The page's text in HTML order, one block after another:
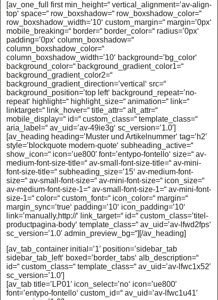
[av_one_full first min_height=“ vertical_alignment=’av-align-
top‘ space=“ row_boxshadow=“ row_boxshadow_color=“
row_boxshadow_width=’10‘ custom_margin=“ margin=’0px‘
mobile_breaking=“ border=“ border_color=“ radius=’0px‘
padding=’0px‘ column_boxshadow=“
column_boxshadow_color=“
column_boxshadow_width=’10‘ background=’bg_color‘
background_color=“ background_gradient_color1=“
background_gradient_color2=“
background_gradient_direction=’vertical‘ src=“
background_position=’top left‘ background_repeat=’no-
repeat‘ highlight=“ highlight_size=“ animation=“ link=“
linktarget=“ link_hover=“ title_attr=“ alt_attr=“
mobile_display=“ id=“ custom_class=“ template_class=“
aria_label=“ av_uid=’av-49ie3g‘ sc_version=’1.0′]
[av_heading heading=’Muster und Artikelnummer‘ tag=’h2′
style=’blockquote modern-quote‘ subheading_active=“
show_icon=“ icon=’ue800′ font=’entypo-fontello‘ size=“ av-
medium-font-size-title=“ av-small-font-size-title=“ av-mini-
font-size-title=“ subheading_size=’15‘ av-medium-font-
size=“ av-small-font-size=“ av-mini-font-size=“ icon_size=“
av-medium-font-size-1=“ av-small-font-size-1=“ av-mini-font-
size-1=“ color=“ custom_font=“ icon_color=“ margin=“
margin_sync=’true‘ padding=’10‘ icon_padding=’10‘
link=’manually,http://‘ link_target=“ id=“ custom_class=’titel-
productpagina-body‘ template_class=“ av_uid=’av-lfwd2fps‘
sc_version=’1.0′ admin_preview_bg=“][/av_heading]
[av_tab_container initial=’1′ position=’sidebar_tab
sidebar_tab_left‘ boxed=’border_tabs‘ alb_description=“
id=“ custom_class=“ template_class=“ av_uid=’av-lfwc1x52′
sc_version=’1.0′]
[av_tab title=’LP01′ icon_select=’no‘ icon=’ue800′
font=’entypo-fontello‘ custom_id=“ av_uid=’av-lfwc1u41′